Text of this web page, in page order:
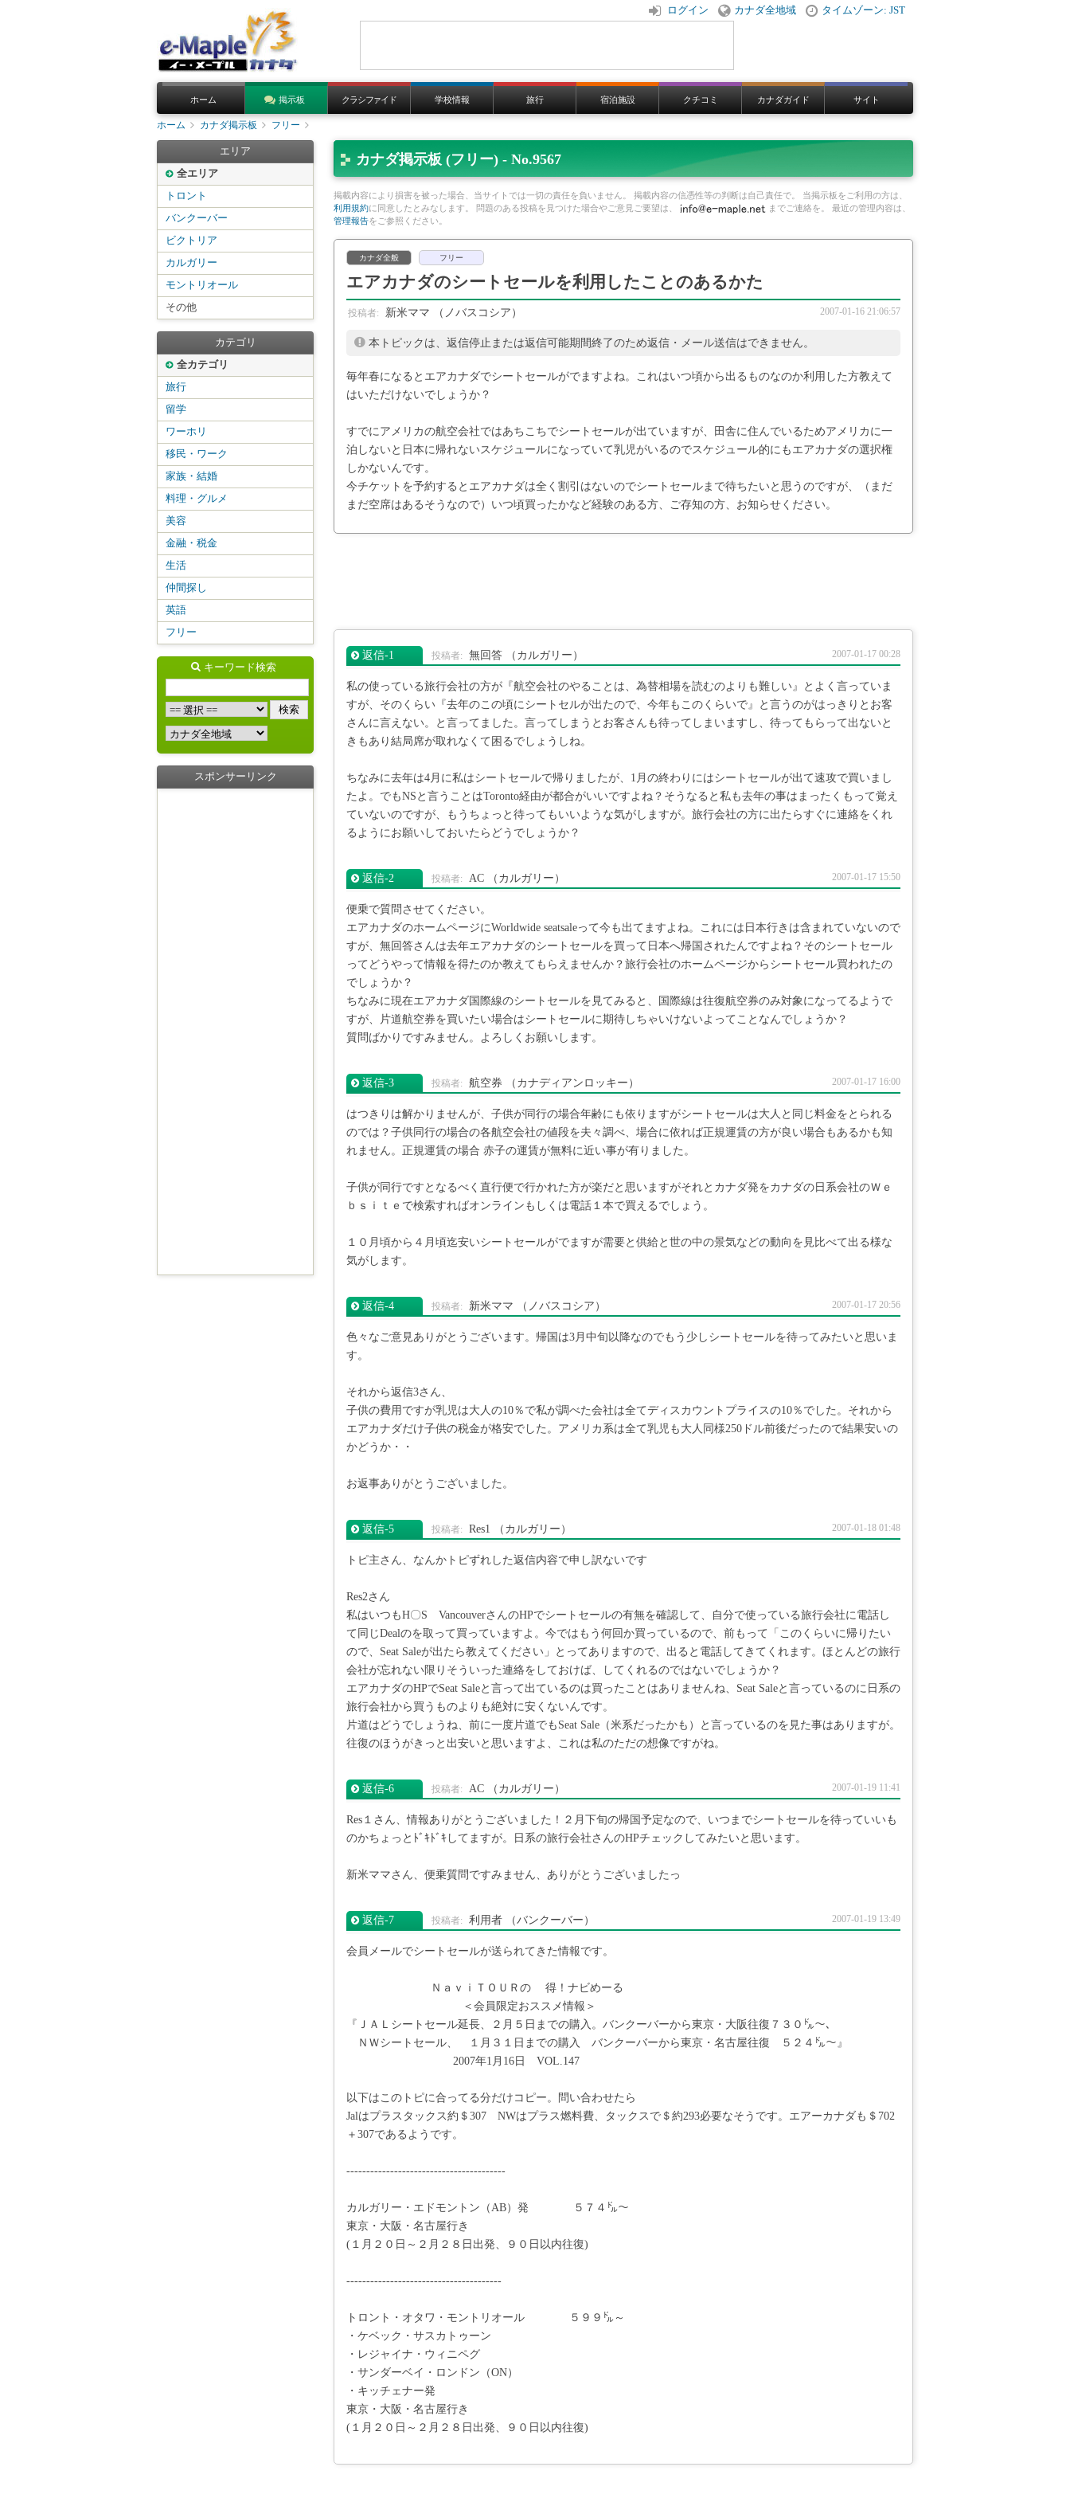
ログイン カナダ全地域 タイムゾーン: JST
ホーム 掲示板 クラシファイド 学校情報 旅行 宿泊施設 クチコミ カナダガイド サイト
ホーム カナダ掲示板 フリー
カナダ掲示板 (フリー) - No.9567
掲載内容により損害を被った場合、当サイトでは一切の責任を負いません。 掲載内容の信憑性等の判断は自己責任で。 当掲示板をご利用の方は、
利用規約に同意したとみなします。 問題のある投稿を見つけた場合やご意見ご要望は、
までご連絡を。 最近の管理内容は、
管理報告をご参照ください。
カナダ全般 フリー
エアカナダのシートセールを利用したことのあるかた
新米ママ （ノバスコシア） 2007-01-16 21:06:57
本トピックは、返信停止または返信可能期間終了のため返信・メール送信はできません。
毎年春になるとエアカナダでシートセールがでますよね。これはいつ頃から出るものなのか利用した方教えて
はいただけないでしょうか？
すでにアメリカの航空会社ではあちこちでシートセールが出ていますが、田舎に住んでいるためアメリカに一
泊しないと日本に帰れないスケジュールになっていて乳児がいるのでスケジュール的にもエアカナダの選択権
しかないんです。
今チケットを予約するとエアカナダは全く割引はないのでシートセールまで待ちたいと思うのですが、（まだ
まだ空席はあるそうなので）いつ頃買ったかなど経験のある方、ご存知の方、お知らせください。
返信‐1 無回答 （カルガリー） 2007-01-17 00:28
私の使っている旅行会社の方が『航空会社のやることは、為替相場を読むのよりも難しい』とよく言っていま
すが、そのくらい『去年のこの頃にシートセルが出たので、今年もこのくらいで』と言うのがはっきりとお客
さんに言えない。と言ってました。言ってしまうとお客さんも待ってしまいますし、待ってもらって出ないと
きもあり結局席が取れなくて困るでしょうしね。
ちなみに去年は4月に私はシートセールで帰りましたが、1月の終わりにはシートセールが出て速攻で買いまし
たよ。でもNSと言うことはToronto経由が都合がいいですよね？そうなると私も去年の事はまったくもって覚え
ていないのですが、もうちょっと待ってもいいような気がしますが。旅行会社の方に出たらすぐに連絡をくれ
るようにお願いしておいたらどうでしょうか？
返信‐2 AC （カルガリー） 2007-01-17 15:50
便乗で質問させてください。
エアカナダのホームページにWorldwide seatsaleって今も出てますよね。これには日本行きは含まれていないので
すが、無回答さんは去年エアカナダのシートセールを買って日本へ帰国されたんですよね？そのシートセール
ってどうやって情報を得たのか教えてもらえませんか？旅行会社のホームページからシートセール買われたの
でしょうか？
ちなみに現在エアカナダ国際線のシートセールを見てみると、国際線は往復航空券のみ対象になってるようで
すが、片道航空券を買いたい場合はシートセールに期待しちゃいけないよってことなんでしょうか？
質問ばかりですみません。よろしくお願いします。
返信‐3 航空券 （カナディアンロッキー） 2007-01-17 16:00
はつきりは解かりませんが、子供が同行の場合年齢にも依りますがシートセールは大人と同じ料金をとられる
のでは？子供同行の場合の各航空会社の値段を夫々調べ、場合に依れば正規運賃の方が良い場合もあるかも知
れません。正規運賃の場合 赤子の運賃が無料に近い事が有りました。
子供が同行ですとなるべく直行便で行かれた方が楽だと思いますがそれとカナダ発をカナダの日系会社のＷｅ
ｂｓｉｔｅで検索すればオンラインもしくは電話１本で買えるでしょう。
１０月頃から４月頃迄安いシートセールがでますが需要と供給と世の中の景気などの動向を見比べて出る様な
気がします。
返信‐4 新米ママ （ノバスコシア） 2007-01-17 20:56
色々なご意見ありがとうございます。帰国は3月中旬以降なのでもう少しシートセールを待ってみたいと思いま
す。
それから返信3さん、
子供の費用ですが乳児は大人の10％で私が調べた会社は全てディスカウントプライスの10％でした。それから
エアカナダだけ子供の税金が格安でした。アメリカ系は全て乳児も大人同様250ドル前後だったので結果安いの
かどうか・・
お返事ありがとうございました。
返信‐5 Res1 （カルガリー） 2007-01-18 01:48
トピ主さん、なんかトピずれした返信内容で申し訳ないです
Res2さん
私はいつもH〇S VancouverさんのHPでシートセールの有無を確認して、自分で使っている旅行会社に電話し
て同じDealのを取って買っていますよ。今ではもう何回か買っているので、前もって「このくらいに帰りたい
ので、Seat Saleが出たら教えてください」とってありますので、出ると電話してきてくれます。ほとんどの旅行
会社が忘れない限りそういった連絡をしておけば、してくれるのではないでしょうか？
エアカナダのHPでSeat Saleと言って出ているのは買ったことはありませんね、Seat Saleと言っているのに日系の
旅行会社から買うものよりも絶対に安くないんです。
片道はどうでしょうね、前に一度片道でもSeat Sale（米系だったかも）と言っているのを見た事はありますが。
往復のほうがきっと出安いと思いますよ、これは私のただの想像ですがね。
返信‐6 AC （カルガリー） 2007-01-19 11:41
Res１さん、情報ありがとうございました！２月下旬の帰国予定なので、いつまでシートセールを待っていいも
のかちょっとﾄﾞｷﾄﾞｷしてますが。日系の旅行会社さんのHPチェックしてみたいと思います。
新米ママさん、便乗質問ですみません、ありがとうございましたっ
返信‐7 利用者 （バンクーバー） 2007-01-19 13:49
会員メールでシートセールが送られてきた情報です。
ＮａｖｉＴＯＵＲの 得！ナビめーる
＜会員限定おススメ情報＞
『ＪＡＬシートセール延長、２月５日までの購入。バンクーバーから東京・大阪往復７３０㌦～、
ＮＷシートセール、 １月３１日までの購入 バンクーバーから東京・名古屋往復 ５２４㌦～』
2007年1月16日 VOL.147
以下はこのトピに合ってる分だけコピー。問い合わせたら
Jalはプラスタックス約＄307 NWはプラス燃料費、タックスで＄約293必要なそうです。エアーカナダも＄702
＋307であるようです。
----------------------------------------
カルガリー・エドモントン（AB）発 ５７４㌦～
東京・大阪・名古屋行き
(１月２０日～２月２８日出発、９０日以内往復)
---------------------------------------
トロント・オタワ・モントリオール ５９９㌦～
・ケベック・サスカトゥーン
・レジャイナ・ウィニペグ
・サンダーベイ・ロンドン（ON）
・キッチェナー発
東京・大阪・名古屋行き
(１月２０日～２月２８日出発、９０日以内往復)
エリア
全エリア
トロント
バンクーバー
ビクトリア
カルガリー
モントリオール
その他
カテゴリ
全カテゴリ
旅行
留学
ワーホリ
移民・ワーク
家族・結婚
料理・グルメ
美容
金融・税金
生活
仲間探し
英語
フリー
キーワード検索
スポンサーリンク